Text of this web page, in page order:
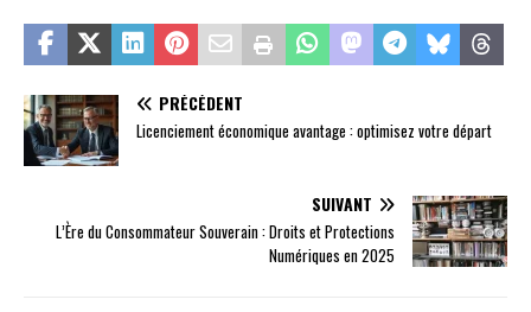
PRÉCÉDENT
Licenciement économique avantage : optimisez votre départ
SUIVANT
L’Ère du Consommateur Souverain : Droits et Protections
Numériques en 2025